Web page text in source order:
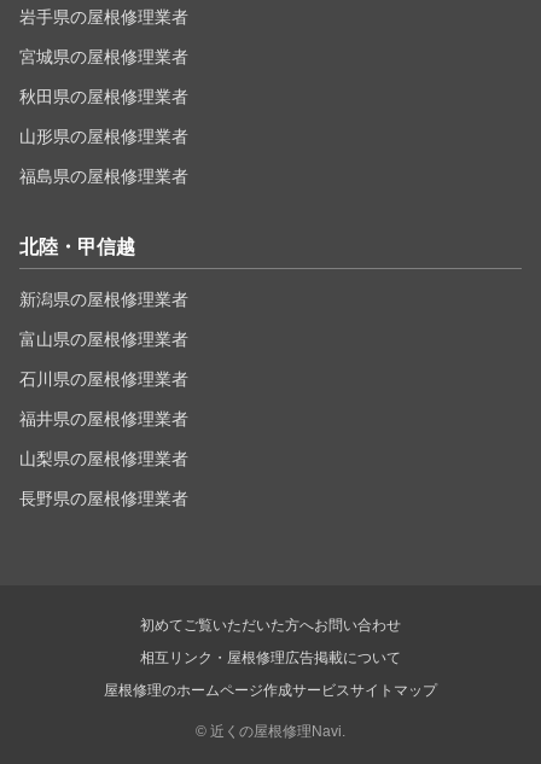
岩手県の屋根修理業者
宮城県の屋根修理業者
秋田県の屋根修理業者
山形県の屋根修理業者
福島県の屋根修理業者
北陸・甲信越
新潟県の屋根修理業者
富山県の屋根修理業者
石川県の屋根修理業者
福井県の屋根修理業者
山梨県の屋根修理業者
長野県の屋根修理業者
初めてご覧いただいた方へお問い合わせ
相互リンク・屋根修理広告掲載について
屋根修理のホームページ作成サービスサイトマップ
© 近くの屋根修理Navi.